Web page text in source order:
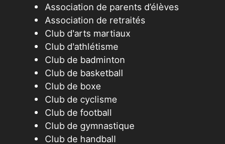
Association de parents d’élèves
Association de retraités
Club d'arts martiaux
Club d'athlétisme
Club de badminton
Club de basketball
Club de boxe
Club de cyclisme
Club de football
Club de gymnastique
Club de handball